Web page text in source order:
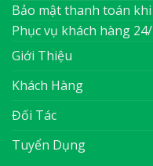
Bảo mật thanh toán
Phục vụ khách hàng
Giới Thiệu
Khách Hàng
Đối Tác
Tuyển Dụng